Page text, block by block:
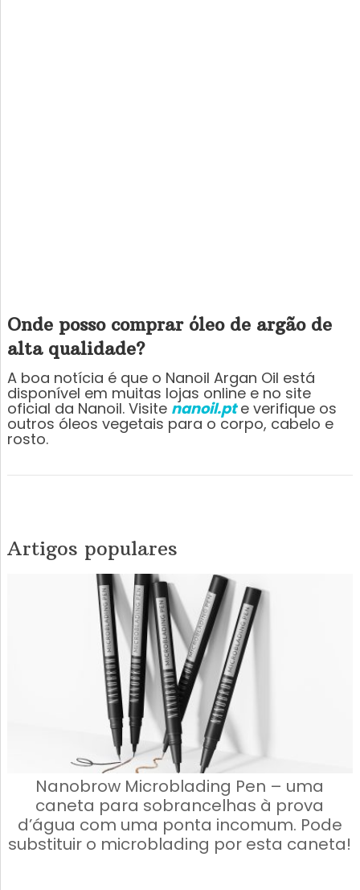
Onde posso comprar óleo de argão de
alta qualidade?
A boa notícia é que o Nanoil Argan Oil está
disponível em muitas lojas online e no site
oficial da Nanoil. Visite nanoil.pte verifique os
outros óleos vegetais para o corpo, cabelo e
rosto.
Artigos populares
Nanobrow Microblading Pen – uma
caneta para sobrancelhas à prova
d’água com uma ponta incomum. Pode
substituir o microblading por esta caneta!